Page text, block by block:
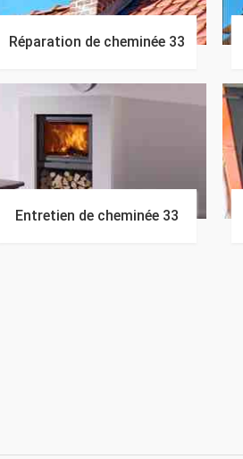
Réparation de cheminée 33
Entretien de cheminée 33